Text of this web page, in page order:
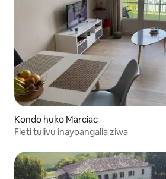
Kondo huko Marciac
Fleti tulivu inayoangalia ziwa